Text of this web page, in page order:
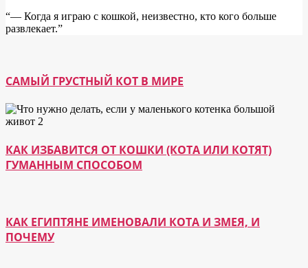
“― Когда я играю с кошкой, неизвестно, кто кого больше
развлекает.”
САМЫЙ ГРУСТНЫЙ КОТ В МИРЕ
КАК ИЗБАВИТСЯ ОТ КОШКИ (КОТА ИЛИ КОТЯТ)
ГУМАННЫМ СПОСОБОМ
КАК ЕГИПТЯНЕ ИМЕНОВАЛИ КОТА И ЗМЕЯ, И
ПОЧЕМУ